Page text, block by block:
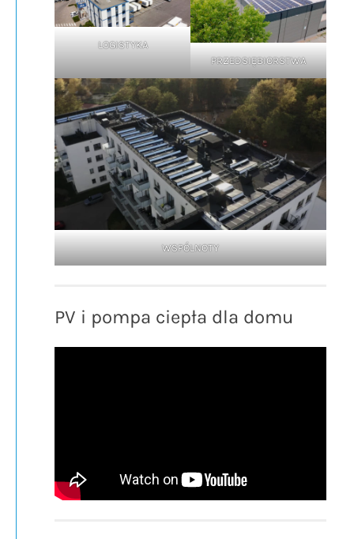
LOGISTYKA
PRZEDSIĘBIORSTWA
WSPÓLNOTY
PV i pompa ciepła dla domu